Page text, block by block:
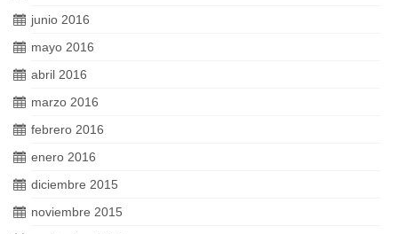
junio 2016
mayo 2016
abril 2016
marzo 2016
febrero 2016
enero 2016
diciembre 2015
noviembre 2015